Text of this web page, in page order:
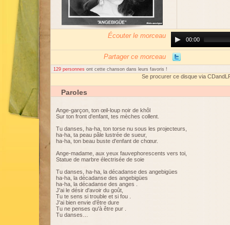
Écouter le morceau
Player00:00
Partager ce morceau
129 personnes ont cette chanson dans leurs favoris !
Se procurer ce disque via
Paroles
Ange-garçon, ton œil-loup noir de khôl
Sur ton front d'enfant, tes mèches collent.
Tu danses, ha-ha, ton torse nu sous les projecteurs,
ha-ha, ta peau pâle lustrée de sueur,
ha-ha, ton beau buste d'enfant de chœur.
Ange-madame, aux yeux fauvephorescents vers toi,
Statue de marbre électrisée de soie
Tu danses, ha-ha, la décadanse des angebigües
ha-ha, la décadanse des angebigües
ha-ha, la décadanse des anges .
J'ai le désir d'avoir du goût,
Tu te sens si trouble et si fou .
J'ai bien envie d'être dure
Tu ne penses qu'à être pur .
Tu danses…